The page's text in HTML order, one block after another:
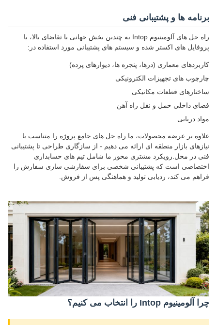
برنامه ها و پشتیبانی فنی
راه حل های آلومینیوم Intop به چندین بخش جهانی با تقاضای بالا، با
پروفایل های اکستر شده و سیستم های پشتیبانی مورد استفاده در:
کاربردهای معماری (درها، پنجره ها، دیوارهای پرده)
چارچوب های تجهیزات الکترونیکی
ساختارهای قطعات مکانیکی
فضای داخلی حمل و نقل راه آهن
مواد دریایی
علاوه بر عرضه محصولات، ما راه حل های جامع پروژه را متناسب با
نیازهای بازار منطقه ای ارائه می دهیم - از سازگاری طراحی تا پشتیبانی
فنی در محل.رویکرد مشتری محور ما شامل تیم های حسابداری
اختصاصی است که پشتیبانی شخصی برای سفارشی سازی سفارش را
فراهم می کند، ردیابی تولید و هماهنگی پس از فروش.
چرا آلومینیوم Intop را انتخاب می کنیم؟